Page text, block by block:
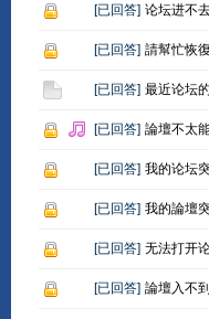
[已回答] 论坛进不
[已回答] 請幫忙恢
[已回答] 最近论坛
[已回答] 論壇不太
[已回答] 我的论坛
[已回答] 我的論壇
[已回答] 无法打开
[已回答] 論壇入不到